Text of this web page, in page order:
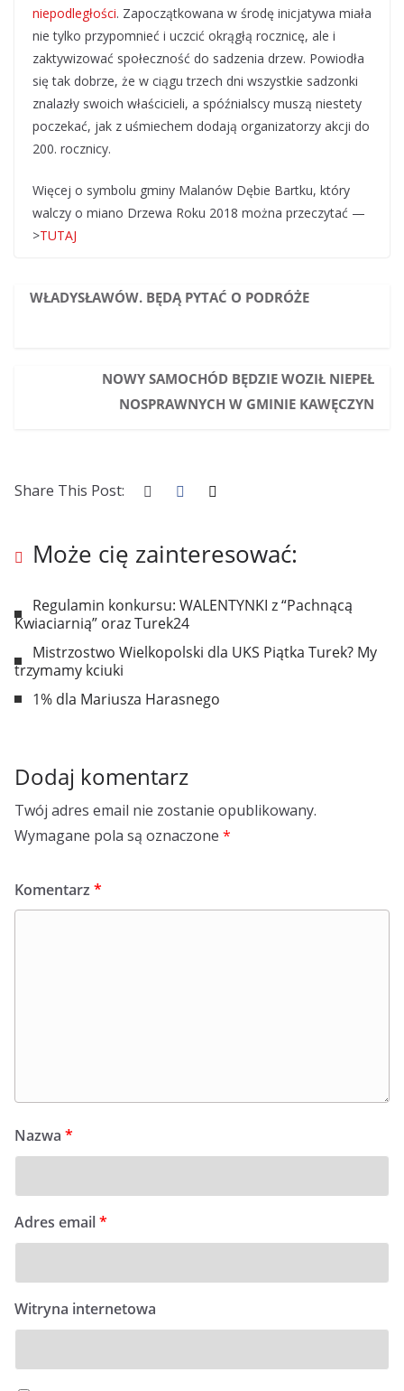
niepodległości. Zapoczątkowana w środę inicjatywa miała
nie tylko przypomnieć i uczcić okrągłą rocznicę, ale i
zaktywizować społeczność do sadzenia drzew. Powiodła
się tak dobrze, że w ciągu trzech dni wszystkie sadzonki
znalazły swoich właścicieli, a spóźnialscy muszą niestety
poczekać, jak z uśmiechem dodają organizatorzy akcji do
200. rocznicy.
Więcej o symbolu gminy Malanów Dębie Bartku, który
walczy o miano Drzewa Roku 2018 można przeczytać —
>TUTAJ
WŁADYSŁAWÓW. BĘDĄ PYTAĆ O PODRÓŻE
NOWY SAMOCHÓD BĘDZIE WOZIŁ NIEPEŁ
NOSPRAWNYCH W GMINIE KAWĘCZYN
Share This Post:
Może cię zainteresować:
Regulamin konkursu: WALENTYNKI z “Pachnącą
Kwiaciarnią” oraz Turek24
Mistrzostwo Wielkopolski dla UKS Piątka Turek? My
trzymamy kciuki
1% dla Mariusza Harasnego
Dodaj komentarz
Twój adres email nie zostanie opublikowany.
Wymagane pola są oznaczone *
Komentarz *
Nazwa *
Adres email*
Witryna internetowa